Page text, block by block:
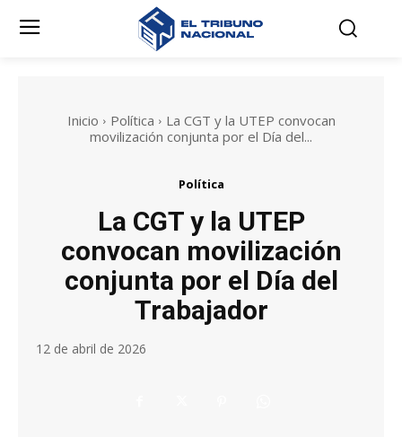
Inicio Política
La CGT y la UTEP convocan
movilización conjunta por el Día del...
Política
La CGT y la UTEP
convocan movilización
conjunta por el Día del
Trabajador
12 de abril de 2026